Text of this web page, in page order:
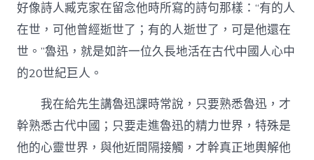
網〉
中
好像詩人臧克家在留念他時所寫的詩句那樣：“有的人
在世，可他曾經逝世了；有的人逝世了，可是他還在
世。”魯迅，就是如許一位久長地活在古代中國人心中
的20世紀巨人。
我在給先生講魯迅課時常說，只要熟悉魯迅，才
幹熟悉古代中國；只要走進魯迅的精力世界，特殊是
他的心靈世界，與他近間隔接觸，才幹真正地輿解他